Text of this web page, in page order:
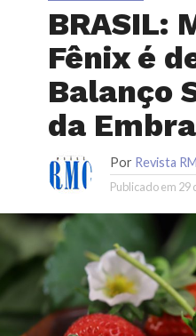
BRASIL:
Fênix é
Balanço
da
Por Revista
Publicado em 29